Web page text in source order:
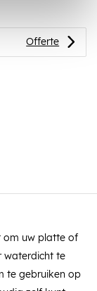
Offerte
om uw platte of
waterdicht te
te gebruiken op